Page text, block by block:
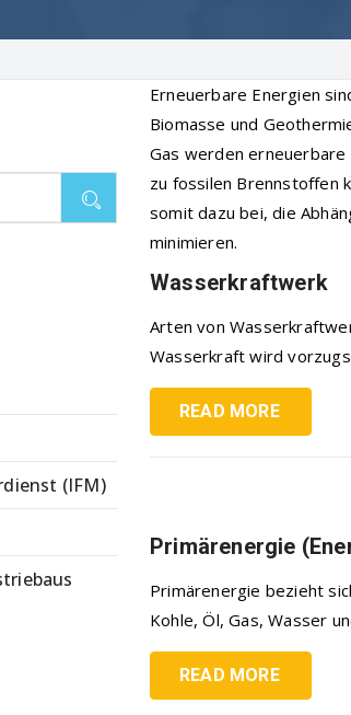
Erneuerbare Energien
Biomasse und
Gas werden erneuerbare
zu fossilen Brennstoffen
somit dazu bei, die
minimieren.
Wasserkraftwerk
Arten von
Wasserkraft wird
READ MORE
Primärenergie
Primärenergie bezieht
Kohle, Öl, Gas, Wasser
READ MORE
(IFM)